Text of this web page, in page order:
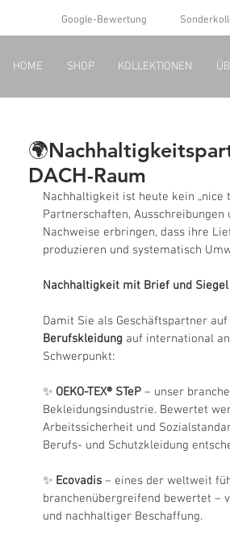
Google-Bewertung
HOME SHOP KOLLEKTIONEN
DACH-Raum
Nachhaltigkeit ist heute kein
Partnerschaften,
Nachweise erbringen, dass ihre
produzieren und systematisch
Nachhaltigkeit mit Brief und Siegel
Damit Sie als Geschäftspartner
Berufskleidung auf international
Schwerpunkt:
✨ OEKO-TEX® STeP – unser
Bekleidungsindustrie. Bewertet
Arbeitssicherheit und
Berufs- und Schutzkleidung
✨ Ecovadis – eines der weltweit
branchenübergreifend bewertet –
und nachhaltiger Beschaffung.